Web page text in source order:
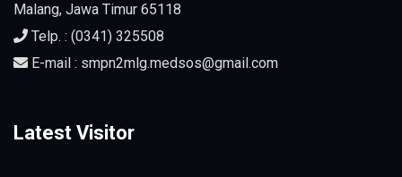
Malang, Jawa Timur 65118
Telp. : (0341) 325508
E-mail : smpn2mlg.medsos@gmail.com
Latest Visitor